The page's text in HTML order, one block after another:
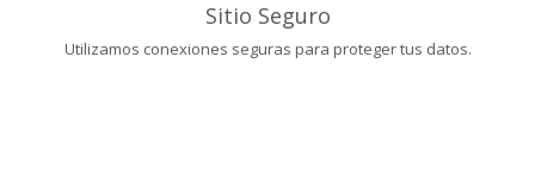
Sitio Seguro
Utilizamos conexiones seguras para proteger tus datos.